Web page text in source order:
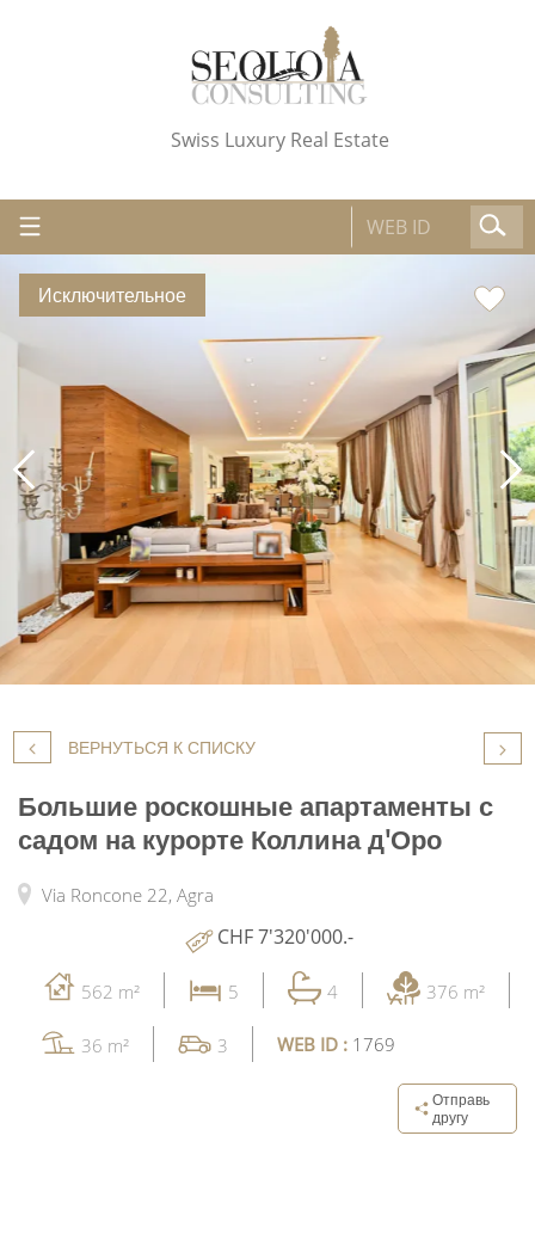
Swiss Luxury Real Estate
Исключительное
ВЕРНУТЬСЯ К СПИСКУ
Большие роскошные апартаменты с
садом на курорте Коллина д'Оро
Via Roncone 22, Agra
CHF 7'320'000.-
562 m² 5 4 376 m²
36 m² 3 WEB ID : 1769
Отправь
другу